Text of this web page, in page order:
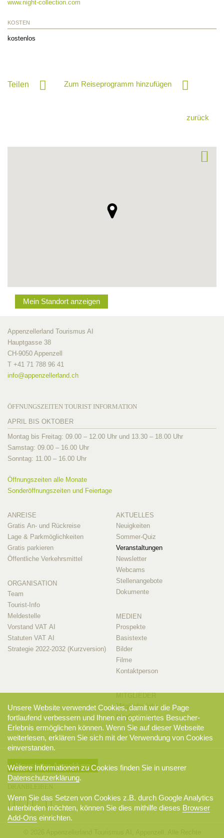
www.night-collection.com
KOSTEN
kostenlos
Teilen Zum Reiseprogramm hinzufügen
zurück
Mein Standort anzeigen
Appenzellerland Tourismus AI
Hauptgasse 38
CH-9050 Appenzell
T +41 71 788 96 41
info@appenzellerland.ch
ÖFFNUNGSZEITEN TOURIST INFORMATION
APRIL BIS OKTOBER
Montag bis Freitag: 09.00 – 12.00 Uhr und 13.30 – 18.00 Uhr
Samstag: 09.00 – 16.00 Uhr
Sonntag: 11.00 – 16.00 Uhr
Öffnungszeiten alle Monate
Sonderöffnungszeiten und Feiertage
ANREISE
Gratis An- und Rückreise
Lage & Parkmöglichkeiten
Gratis parkieren
Öffentliche Verkehrsmittel
ORGANISATION
Team
Tourist-Info
Meldestelle
Vorstand VAT AI
Statuten VAT AI
Strategie 2022-2032 (Kurzversion)
AKTUELLES
Neuigkeiten
Sommer-Quiz
Veranstaltungen
Newsletter
Webcams
Stellenangebote
Dokumente
MEDIEN
Prospekte
Basistexte
Bilder
Filme
Kontaktperson
MITGLIEDER
Mitglieder-Info
Mitglieder-Login
Newsletter-Anmeldung
Unsere Website verwendet Cookies, damit wir die Page
fortlaufend verbessern und Ihnen ein optimiertes Besucher-
Erlebnis ermöglichen können. Wenn Sie auf dieser Webseite
weiterlesen, erklären Sie sich mit der Verwendung von Cookies
einverstanden.
Weitere Informationen zu Cookies finden Sie in unserer
Datenschutzerklärung.
Wenn Sie das Setzen von Cookies z.B. durch Google Analytics
unterbinden möchten, können Sie dies mithilfe dieses Browser
Add-Ons einrichten.